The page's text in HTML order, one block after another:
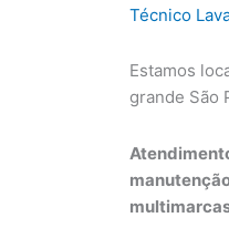
Técnico
Estamos
grande São